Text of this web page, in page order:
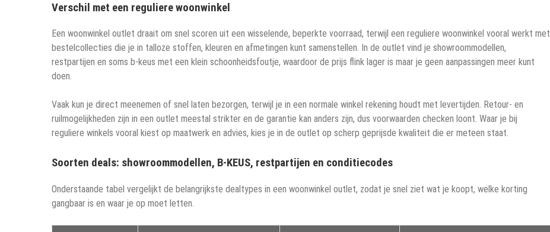
Verschil met een reguliere woonwinkel
Een woonwinkel outlet draait om snel scoren uit een wisselende, beperkte voorraad, terwijl een reguliere woonwinkel vooral werkt met
bestelcollecties die je in talloze stoffen, kleuren en afmetingen kunt samenstellen. In de outlet vind je showroommodellen,
restpartijen en soms b-keus met een klein schoonheidsfoutje, waardoor de prijs flink lager is maar je geen aanpassingen meer kunt
doen.
Vaak kun je direct meenemen of snel laten bezorgen, terwijl je in een normale winkel rekening houdt met levertijden. Retour- en
ruilmogelijkheden zijn in een outlet meestal strikter en de garantie kan anders zijn, dus voorwaarden checken loont. Waar je bij
reguliere winkels vooral kiest op maatwerk en advies, kies je in de outlet op scherp geprijsde kwaliteit die er meteen staat.
Soorten deals: showroommodellen, B-KEUS, restpartijen en conditiecodes
Onderstaande tabel vergelijkt de belangrijkste dealtypes in een woonwinkel outlet, zodat je snel ziet wat je koopt, welke korting
gangbaar is en waar je op moet letten.